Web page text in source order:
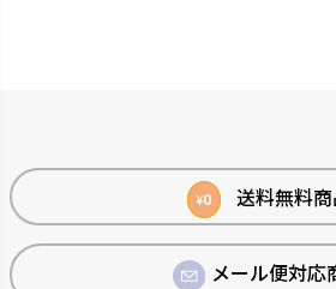
スラック ジョーロ
大容量なのにスリムなじょうろ
です。
グレー
細く優
¥0 送料無料
メール便対応